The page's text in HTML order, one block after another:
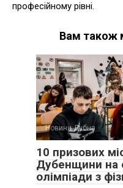
професійному рівні.
Вам також
Новини Дубна
10 призових
Дубенщини на
олімпіади з